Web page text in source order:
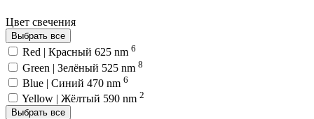
Цвет свечения
Выбрать все
Red | Красный 625 nm 6
Green | Зелёный 525 nm 8
Blue | Синий 470 nm 6
Yellow | Жёлтый 590 nm 2
Выбрать все